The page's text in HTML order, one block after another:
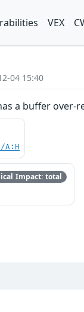
VEX
04 15:40
a buffer over-
A:H
Impact: total